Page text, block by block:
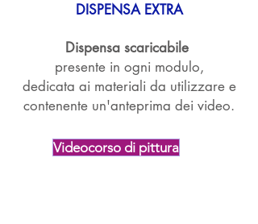
DISPENSA EXTRA
Dispensa scaricabile
presente in ogni modulo,
dedicata ai materiali da utilizzare e
contenente un'anteprima dei video.
Videocorso di pittura